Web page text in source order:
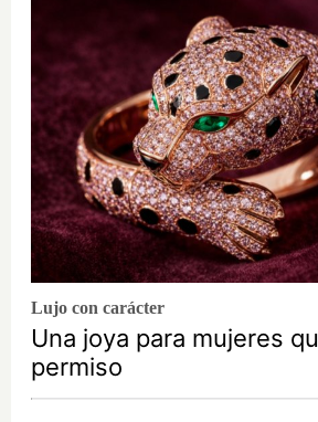
Lujo con carácter
Una joya para mujeres
permiso